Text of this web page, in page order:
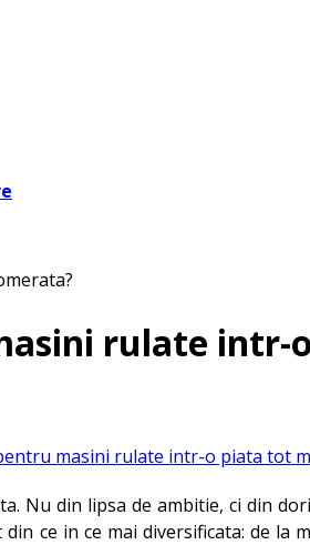
rulate
Nu din lipsa de ambitie, ci din
ce in ce mai diversificata: de la